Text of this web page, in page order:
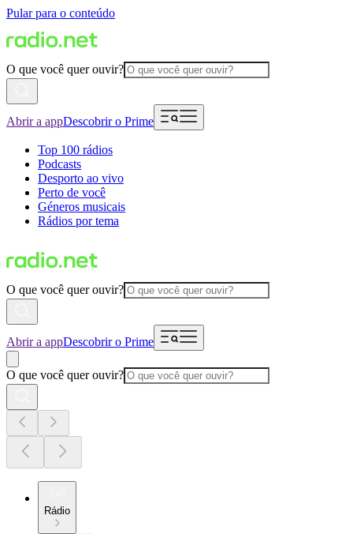
Pular para o conteúdo
O que você quer ouvir?
Abrir a appDescobrir o Prime
Top 100 rádios
Podcasts
Desporto ao vivo
Perto de você
Géneros musicais
Rádios por tema
O que você quer ouvir?
Abrir a appDescobrir o Prime
O que você quer ouvir?
Rádio